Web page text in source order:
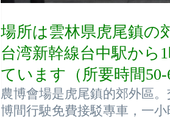
場所は雲林県虎尾鎮の
台湾新幹線台中駅から
ています（所要時間
農博會場是虎尾鎮的郊外區
博間行駛免費接駁專車，一